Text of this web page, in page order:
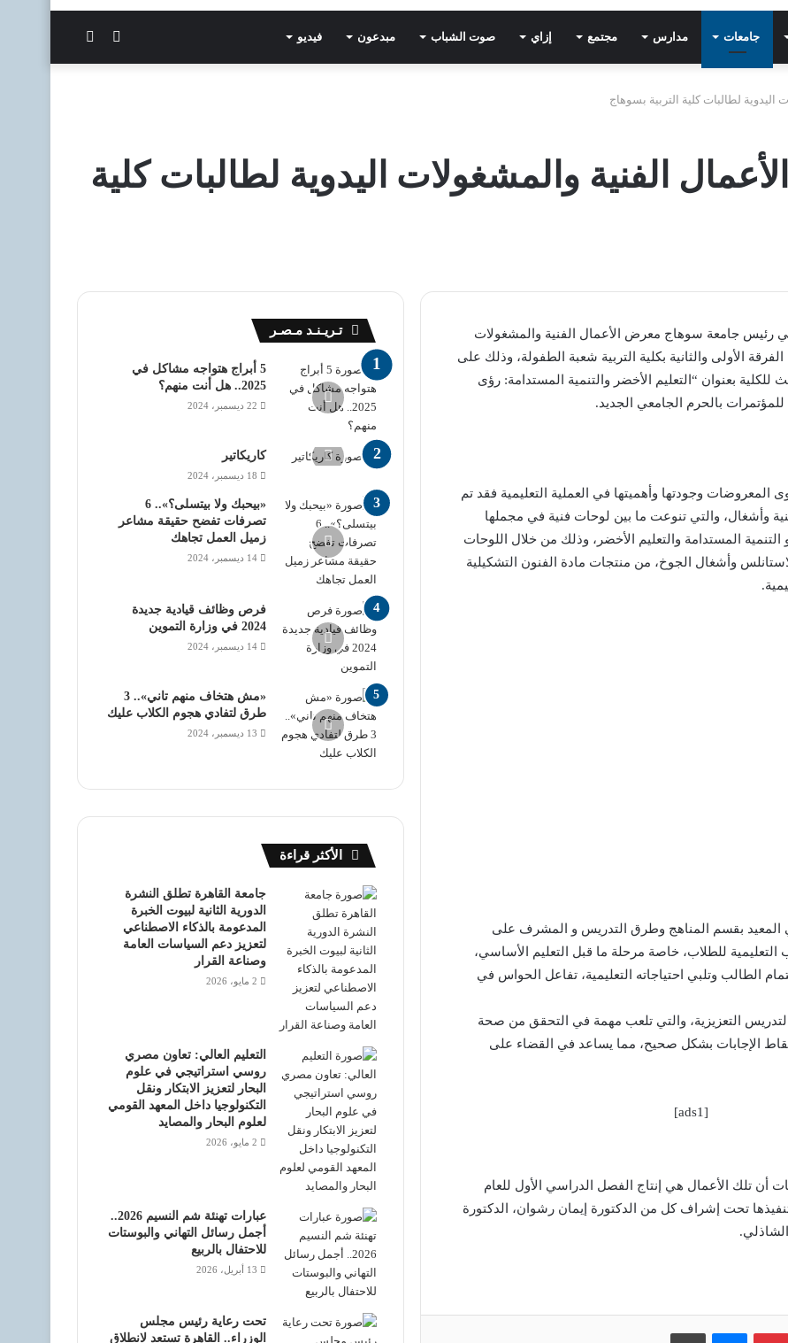
جامعات مدارس مجتمع إزاي صوت الشباب مبدعون فيديو الوضع
لطالبات كلية التربية بسوهاج
الفنية والمشغولات اليدوية لطالبات كلية
رئيس جامعة سوهاج معرض الأعمال الفنية والمشغولات
الفرقة الأولى والثانية بكلية التربية شعبة الطفولة، وذلك على
للكلية بعنوان “التعليم الأخضر والتنمية المستدامة: رؤى
للمؤتمرات بالحرم الجامعي الجديد.
المعروضات وجودتها وأهميتها في العملية التعليمية فقد تم
قطعة فنية وأشغال، والتي تنوعت ما بين لوحات فنية في مجملها
المستدامة والتعليم الأخضر، وذلك من خلال اللوحات
وأشغال الجوخ، من منتجات مادة الفنون التشكيلية
المعيد بقسم المناهج وطرق التدريس و المشرف على
التعليمية للطلاب، خاصة مرحلة ما قبل التعليم الأساسي،
الطالب وتلبي احتياجاته التعليمية، تفاعل الحواس في
التعزيزية، والتي تلعب مهمة في التحقق من صحة
الإجابات بشكل صحيح، مما يساعد في القضاء على
[ads1]
أن تلك الأعمال هي إنتاج الفصل الدراسي الأول للعام
2024_2025، وتم تنفيذها تحت إشراف كل من الدكتورة إيمان رشوان، الدكتورة
بينتيريستماسنجر طباعة
تـريـنـد مـصـر
5 أبراج هتواجه مشاكل في
2025.. هل أنت منهم؟
22 ديسمبر، 2024
كاريكاتير
18 ديسمبر، 2024
«بيحبك ولا بيتسلى؟».. 6
تصرفات تفضح حقيقة مشاعر
زميل العمل تجاهك
14 ديسمبر، 2024
فرص وظائف قيادية جديدة
2024 في وزارة التموين
14 ديسمبر، 2024
«مش هتخاف منهم تاني».. 3
طرق لتفادي هجوم الكلاب عليك
13 ديسمبر، 2024
الأكثر قراءة
جامعة القاهرة تطلق النشرة
الدورية الثانية لبيوت الخبرة
المدعومة بالذكاء الاصطناعي
لتعزيز دعم السياسات العامة
وصناعة القرار
2 مايو، 2026
التعليم العالي: تعاون مصري
روسي استراتيجي في علوم
البحار لتعزيز الابتكار ونقل
التكنولوجيا داخل المعهد القومي
لعلوم البحار والمصايد
2 مايو، 2026
عبارات تهنئة شم النسيم 2026..
أجمل رسائل التهاني والبوستات
للاحتفال بالربيع
13 أبريل، 2026
تحت رعاية رئيس مجلس
الوزراء.. القاهرة تستعد لانطلاق